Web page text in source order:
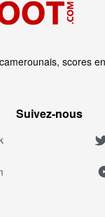
scores
Suivez‑nous